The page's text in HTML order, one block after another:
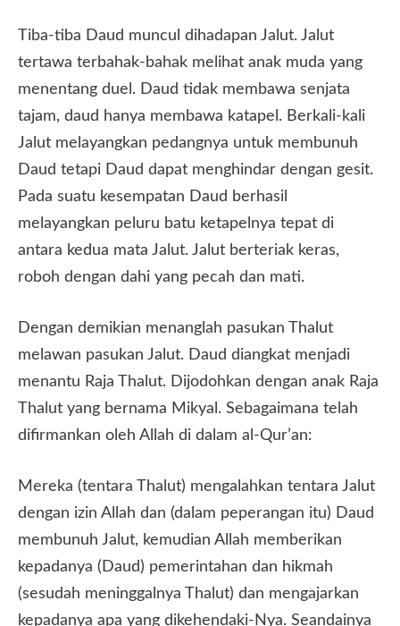
Tiba-tiba Daud muncul dihadapan Jalut. Jalut
tertawa terbahak-bahak melihat anak muda yang
menentang duel. Daud tidak membawa senjata
tajam, daud hanya membawa katapel. Berkali-kali
Jalut melayangkan pedangnya untuk membunuh
Daud tetapi Daud dapat menghindar dengan gesit.
Pada suatu kesempatan Daud berhasil
melayangkan peluru batu ketapelnya tepat di
antara kedua mata Jalut. Jalut berteriak keras,
roboh dengan dahi yang pecah dan mati.
Dengan demikian menanglah pasukan Thalut
melawan pasukan Jalut. Daud diangkat menjadi
menantu Raja Thalut. Dijodohkan dengan anak Raja
Thalut yang bernama Mikyal. Sebagaimana telah
difirmankan oleh Allah di dalam al-Qur’an:
Mereka (tentara Thalut) mengalahkan tentara Jalut
dengan izin Allah dan (dalam peperangan itu) Daud
membunuh Jalut, kemudian Allah memberikan
kepadanya (Daud) pemerintahan dan hikmah
(sesudah meninggalnya Thalut) dan mengajarkan
kepadanya apa yang dikehendaki-Nya. Seandainya